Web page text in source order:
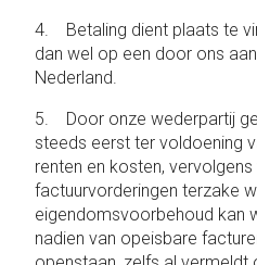
4. Betaling dient plaats te
dan wel op een door ons
Nederland.
5. Door onze wederpartij
steeds eerst ter voldoening
renten en kosten,
factuurvorderingen terzake
eigendomsvoorbehoud kan
nadien van opeisbare